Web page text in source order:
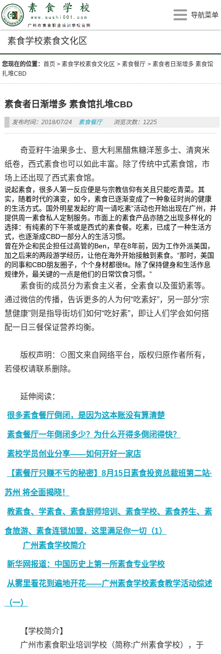
导航菜单
素食学校素食文化区
您现在的位置：首页 >素食学校素食文化区 >素食餐厅 >素食者日渐增多 素食馆
扎堆CBD
素食者日渐增多 素食馆扎堆CBD
发布时间：2018/07/24 素食餐厅 浏览次数：1225
奇亚籽牛油果多士、意大利黑醋焦糖洋葱多士、清爽米
纸卷，西式素食也可以如此丰富。除了传统中式素食馆，市
场上还出现了西式素食馆。
说起素食，很多人第一反应便是与宗教信仰有关且只能吃青菜。其
实，随着时代的演变，如今，素食已逐渐变成了一种象征时尚的健康
的生活方式。国外明星发起的“周一请吃素”活动也开始出现在广州，并
提供周一素食私人定制服务。市面上的素食产品亦随之出现多样化的
选择：有纯素的下午茶或是西式的素食餐。吃素，已成了一种生活方
式，也逐渐成CBD一部分人的生活习惯。
曾在外企和民企担任过高管的Ben，早在8年前，因为工作外派美国，
加之后来的两段游学经历，让他在海外开始接触到素食。“那时，美国
的同事和CBD朋友圈子，个个身材都很fit。除了保持健身和生活作息
规律外，最关键的一点是他们的日常饮食习惯。”
素食街的成员分为素食主义者，全素食以及蛋奶素等。
通过微信的传播，告诉更多的人为何“吃素好”，另一部分“宗
慧健康”则是指导街坊们如何“吃好素”，即让人们学会如何搭
配一日三餐保证营养均衡。
版权声明：⊙图文来自网络平台，版权归原作者所有，
若侵权请联系删除。
延伸阅读：
很多素食餐厅倒闭，是因为这本账没有算清楚
素食餐厅一年倒闭多少？为什么开得多倒闭得快？
素校学员创业分享——如何开好一家店
【素餐厅只赚不亏的秘密】8月15日素食投资总裁班第二站·
苏州 将全面揭晓！
教素食、学素食、素食厨师培训、素食学校、素食养生、素
食旅游、素食连锁加盟，这里满足你一切（1）
广州素食学校简介
新华网报道：中国历史上第一所素食专业学校
从雾里看花到遍地开花——广州素食学校素食教学活动综述
（一）
【学校简介】
广州市素食职业培训学校（简称:广州素食学校），于